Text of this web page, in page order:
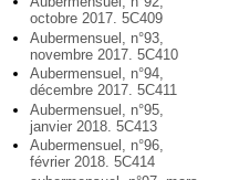
octobre 2017. 5C409
Aubermensuel, n°93,
novembre 2017. 5C410
Aubermensuel, n°94,
décembre 2017. 5C411
Aubermensuel, n°95,
janvier 2018. 5C413
Aubermensuel, n°96,
février 2018. 5C414